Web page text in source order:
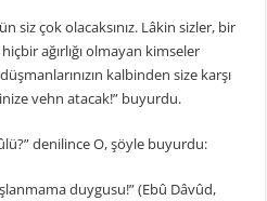
siz çok olacaksınız. Lâkin sizler, bir
ağırlığı olmayan kimseler
kalbinden size karşı
vehn atacak!” buyurdu.
denilince O, şöyle buyurdu:
duygusu!” (Ebû Dâvûd,